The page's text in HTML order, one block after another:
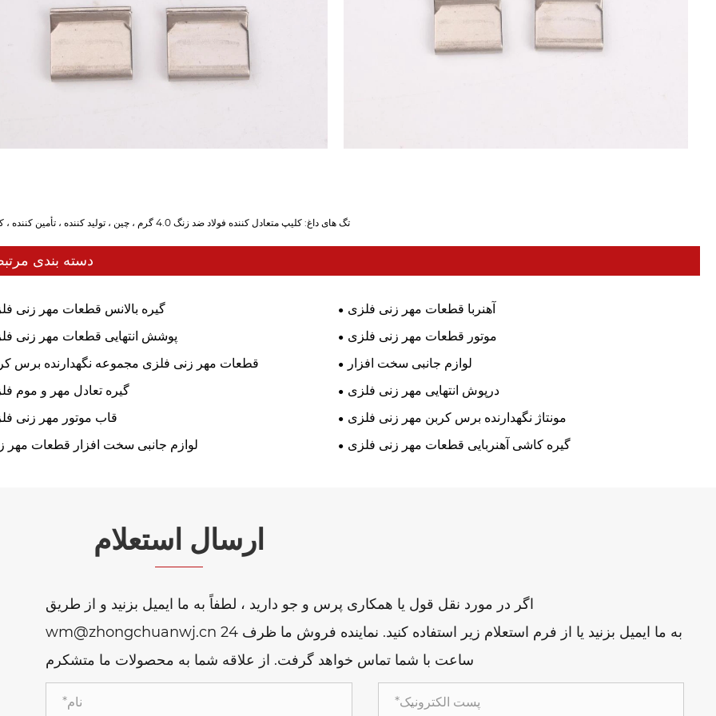
تگ های داغ: کلیپ متعادل کننده فولاد ضد زنگ 4.0 گرم ، چین ، تولید کننده ، تأمین کننده ، کارخانه
دسته بندی
گیره بالانس قطعات مهر زنی
آهنربا قطعات مهر زنی فلزی
پوشش انتهایی قطعات مهر زنی
موتور قطعات مهر زنی فلزی
قطعات مهر زنی فلزی مجموعه نگهدارنده برس
لوازم جانبی سخت افزار
گیره تعادل مهر و موم
درپوش انتهایی مهر زنی فلزی
قاب موتور مهر زنی
مونتاژ نگهدارنده برس کربن مهر زنی فلزی
لوازم جانبی سخت افزار قطعات مهر
گیره کاشی آهنربایی قطعات مهر زنی فلزی
ارسال استعلام
اگر در مورد نقل قول یا همکاری پرس و جو دارید ، لطفاً به ما ایمیل بزنید و از طریق
wm@zhongchuanwj.cn به ما ایمیل بزنید یا از فرم استعلام زیر استفاده کنید. نماینده فروش ما ظرف 24
ساعت با شما تماس خواهد گرفت. از علاقه شما به محصولات ما متشکرم